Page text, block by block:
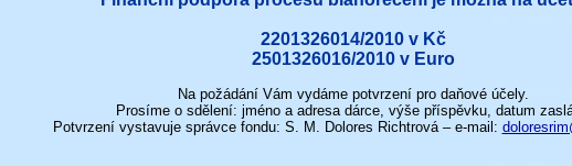
2201326014/2010 v Kč
2501326016/2010 v Euro
Na požádání Vám vydáme potvrzení pro daňové účely.
Prosíme o sdělení: jméno a adresa dárce, výše příspěvku, datum
Potvrzení vystavuje správce fondu: S. M. Dolores Richtrová – e-mail: